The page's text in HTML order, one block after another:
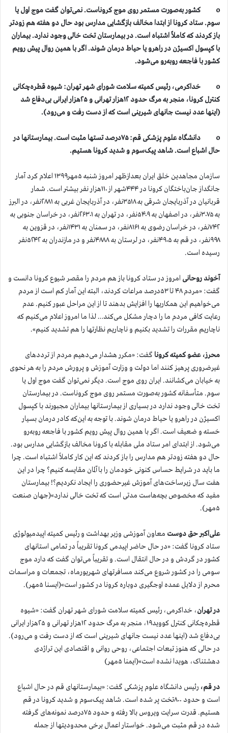
o کشور به‌صورت مستمر روی موج کروناست. نمی‌توان گفت موج اول یا
سوم. ستاد کرونا از ابتدا مخالف بازگشایی مدارس بود حال دو هفته هم زودتر
باز کردند که کاملاً اشتباه است. در بیمارستان تخت خالی وجود ندارد. بیماران
با کپسول اکسیژن در راهرو یا حیاط درمان شوند. اگر با همین روال پیش رویم
کشور با فاجعه رو‌به‌رو می‌شود.
o خدا‌کرمی، رئیس کمیته سلامت شورای شهر تهران: شیوه قطره‌چکانی
کنترل کرونا، منجر به مرگ حدود ١٢هزار تهرانی و ٢٥هزار ایرانی بی‌دفاع شد
(اینها عدد نیست جانهای شیرینی است که از دست رفت و می‌رود). ️
o دانشگاه علوم پزشکی قم: ۷۵درصد تستها مثبت است. بیمارستانها در
حال اشباع است. شاهد پیک‌سوم و شدید کرونا هستیم.
سازمان مجاهدین خلق ایران بعدازظهر امروز شنبه ۵مهر۱۳۹۹ اعلام کرد آمار
جانگداز جان‌باختگان کرونا در ۴۴۴شهر از ۱۱۰هزار نفر بیشتر است. شمار
قربانیان در آذربایجان شرقی به ۳۵۱۸نفر، در آذربایجان غربی به ۲۸۸۱نفر، در البرز
به ۳۰۷۵نفر، در اصفهان به ۵۴۰۹نفر، در تهران به ۲۶۳۰۱نفر، در خراسان جنوبی به
۷۴۲نفر، در خراسان رضوی به ۸۱۶۱نفر، در سمنان به ۱۴۳۱نفر، در قزوین به
۹۹۸نفر، در قم به ۴۹۰۵نفر، در لرستان به ۴۸۸۸نفر و در مازندران به ۵۲۴۲نفر
رسیده است.
آخوند روحانی امروز در ستاد کرونا باز هم مردم را مقصر شیوع کرونا دانست و
گفت: «مردم ۴۸ تا ۵۳درصد مراعات کردند، البته این آمار کم است از مردم
می‌خواهیم این همکاریها را افزایش بدهند تا از این مراحل عبور کنیم. عدم
رعایت کافی مردم ما را دچار مشکل می‌کند… لذا ما امروز اعلام می‌کنیم که
ناچاریم مقررات را تشدید بکنیم و ناچاریم نظارتها را هم تشدید کنیم».
محرز، عضو کمیته کرونا گفت: «مکرر هشدار می‌دهیم مردم از ترددهای
غیرضروری پرهیز کنند اما دولت و وزارت آموزش و پرورش مردم را به هر نحوی
به خیابان می‌کشانند. ایران روی موج است. دیگر نمی‌توان گفت موج اول یا
سوم. متأسفانه کشور به‌صورت مستمر روی موج کروناست. در بیمارستان
تخت خالی وجود ندارد در بسیاری از بیمارستانها بیماران مجبورند با کپسول
اکسیژن در راهرو یا حیاط درمان شوند. با توجه به این‌که کادر درمان بسیار
خسته و ضعیف است. اگر با همین روال پیش رویم کشور با فاجعه رو‌به‌رو
می‌شود. از ابتدای امر ستاد ملی مقابله با کرونا مخالف بازگشایی مدارس بود.
حال دو هفته زودتر هم مدارس را باز کردند که این کار کاملاً اشتباه است. چرا
ما باید در شرایط حساس کنونی خودمان را با آلمان مقایسه کنیم؟ چرا در این
هفت سال زیرساخت‌های آموزش غیرحضوری را ایجاد نکردیم؟! بیمارستان
مفید که مخصوص بچه‌هاست مدتی است که تخت خالی ندارد»(جهان صنعت
۵مهر).
علی‌اکبر حق دوست معاون آموزشی وزیر بهداشت و رئیس کمیته اپیدمیولوژی
ستاد کرونا گفت: «در حال حاضر اپیدمی کرونا تقریباً در تمامی استانهای
کشور در گردش و در حال انتقال است. و تقریباً می‌توان گفت که دارد موج
سومی را در کشور شروع می‌کند مسافرتهای شهریورماه، تجمعات و مراسمات
محرم از دلایل عمده اوجگیری دوباره کرونا در کشور است»(ایسنا ۵مهر).
در تهران، خدا‌کرمی، رئیس کمیته سلامت شورای شهر تهران گفت: «شیوه
قطره‌چکانی کنترل کووید١٩، منجر به مرگ حدود ١٢هزار تهرانی و ٢٥هزار ایرانی
بی‌دفاع شد (اینها عدد نیست جانهای شیرینی است که از دست رفت و می‌رود).
️در حالی که هنوز تبعات اجتماعی، روحی روانی و اقتصادی این تراژدی
دهشتناک، هویدا نشده است»(ایمنا ۵مهر)
در قم، رئیس دانشگاه علوم پزشکی گفت: «بیمارستانهای قم در حال اشباع
است و حدود ۸۰۰تخت پر شده است. شاهد پیک‌سوم و شدید کرونا در قم
هستیم. قدرت سرایت ویروس بالا رفته و حدود ۷۵درصد نمونه‌های گرفته
شده در قم مثبت می‌شود. خواستار اعمال برخی محدودیتها از جمله